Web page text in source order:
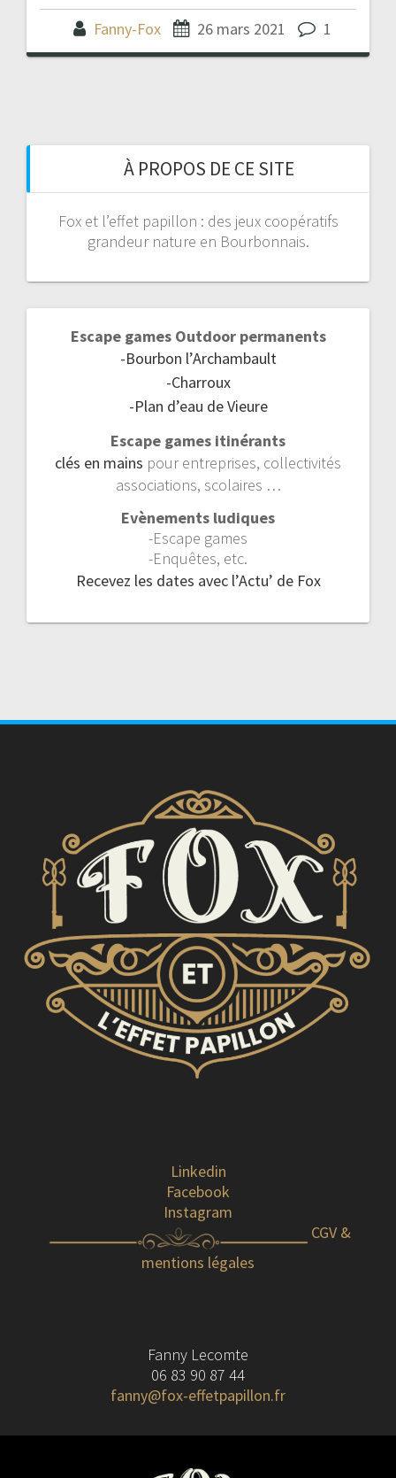
Fanny-Fox 26 mars 2021 1
À PROPOS DE CE SITE
Fox et l’effet papillon : des jeux coopératifs
grandeur nature en Bourbonnais.
Escape games Outdoor permanents
-Bourbon l’Archambault
-Charroux
-Plan d’eau de Vieure
Escape games itinérants
clés en mains pour entreprises, collectivités
associations, scolaires …
Evènements ludiques
-Escape games
-Enquêtes, etc.
Recevez les dates avec l’Actu’ de Fox
Linkedin
Facebook
Instagram
CGV &
mentions légales
Fanny Lecomte
06 83 90 87 44
fanny@fox-effetpapillon.fr